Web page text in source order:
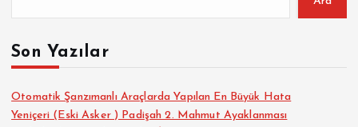
Son Yazılar
Otomatik Şanzımanlı Araçlarda Yapılan En Büyük Hata
Yeniçeri (Eski Asker ) Padişah 2. Mahmut Ayaklanması